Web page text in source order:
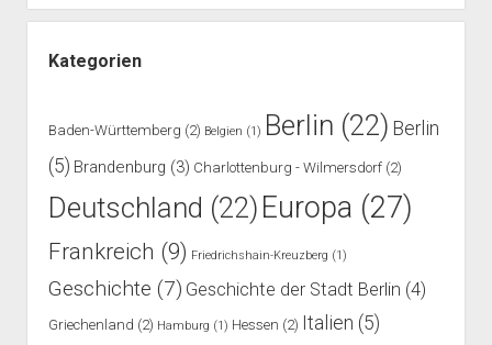
Kategorien
Baden-Württemberg (2) Belgien (1) Berlin (22) Berlin
(5) Brandenburg (3) Charlottenburg - Wilmersdorf(2)
Deutschland (22) Europa (27)
Frankreich (9) Friedrichshain-Kreuzberg (1)
Geschichte (7) Geschichte der Stadt Berlin (4)
Griechenland (2) Hamburg (1) Hessen (2) Italien (5)